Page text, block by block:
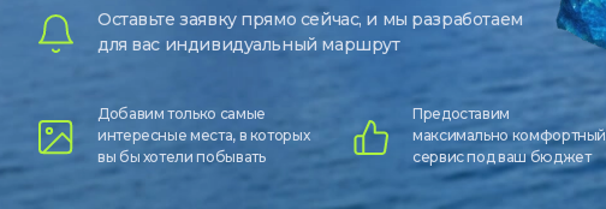
Оставьте заявку прямо сейчас, и мы разработаем
для вас индивидуальный маршрут
Добавим только самые
интересные места, в которых
вы бы хотели побывать
Предоставим
максимально комфортный
сервис под ваш бюджет